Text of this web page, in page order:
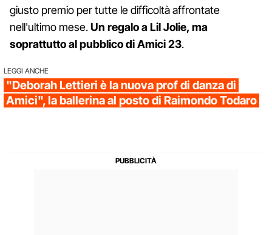
giusto premio per tutte le difficoltà affrontate
nell'ultimo mese.Un regalo a Lil Jolie, ma
soprattutto al pubblico di Amici 23.
LEGGI ANCHE
"Deborah Lettieri è la nuova prof di danza di
Amici", la ballerina al posto di Raimondo Todaro